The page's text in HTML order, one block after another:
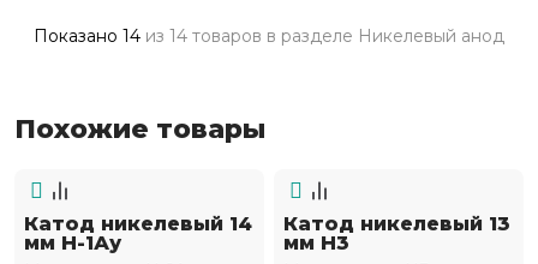
Показано 14 из 14 товаров в разделе Никелевый анод
Похожие товары
Катод никелевый 14
мм Н-1Ау
Катод никелевый 13
мм Н3